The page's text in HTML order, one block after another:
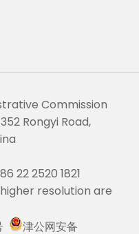
Commission
Rongyi Road,
22 2520 1821
resolution are
津公网安备